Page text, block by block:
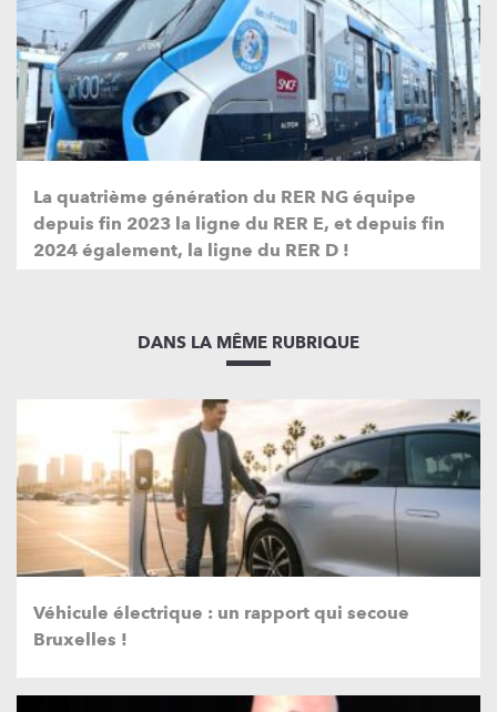
La quatrième génération du RER NG équipe
depuis fin 2023 la ligne du RER E, et depuis fin
2024 également, la ligne du RER D !
DANS LA MÊME RUBRIQUE
Véhicule électrique : un rapport qui secoue
Bruxelles !